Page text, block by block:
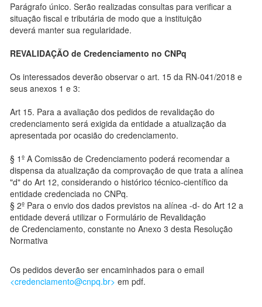
Parágrafo único. Serão realizadas consultas para verificar a
situação fiscal e tributária de modo que a instituição
deverá manter sua regularidade.
REVALIDAÇÃO de Credenciamento no CNPq
Os interessados deverão observar o art. 15 da RN-041/2018 e
seus anexos 1 e 3:
Art 15. Para a avaliação dos pedidos de revalidação do
credenciamento será exigida da entidade a atualização da
apresentada por ocasião do credenciamento.
§ 1º A Comissão de Credenciamento poderá recomendar a
dispensa da atualização da comprovação de que trata a alínea
"d" do Art 12, considerando o histórico técnico-científico da
entidade credenciada no CNPq.
§ 2º Para o envio dos dados previstos na alínea -d- do Art 12 a
entidade deverá utilizar o Formulário de Revalidação
de Credenciamento, constante no Anexo 3 desta Resolução
Normativa
Os pedidos deverão ser encaminhados para o email
<credenciamento@cnpq.br> em pdf.